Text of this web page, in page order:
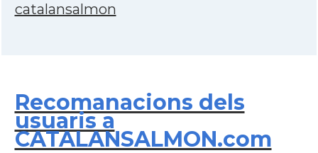
catalansalmon
Recomanacions dels
usuaris a
CATALANSALMON.com